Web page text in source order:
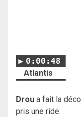
0:00:48
Atlantis
Drou a fait la
pris une ride.